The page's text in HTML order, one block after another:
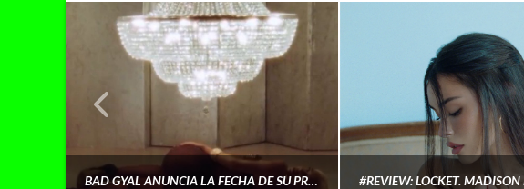
BAD GYAL ANUNCIA LA FECHA DE SU PRÓXIMO ÁLBUM «MÁS CARA»